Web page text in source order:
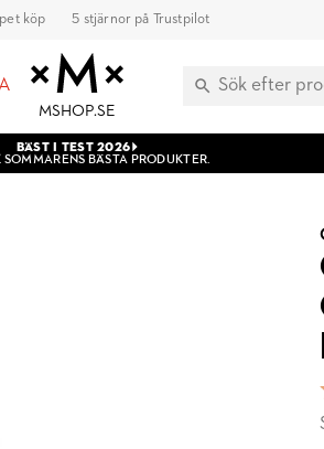
köp 5 stjärnor på Trustpilot
MSHOP.SE
BÄST I TEST 2026
SOMMARENS BÄSTA PRODUKTER.